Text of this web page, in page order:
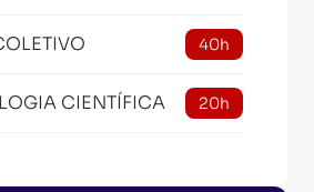
40h
CIENTÍFICA 20h